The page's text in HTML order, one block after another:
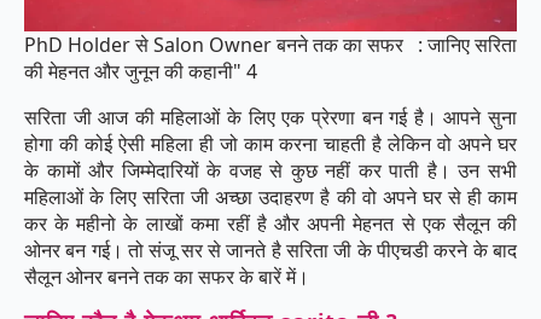
PhD Holder से Salon Owner बनने तक का सफर : जानिए सरिता
की मेहनत और जुनून की कहानी" 4
सरिता जी आज की महिलाओं के लिए एक प्रेरणा बन गई है। आपने सुना
होगा की कोई ऐसी महिला ही जो काम करना चाहती है लेकिन वो अपने घर
के कामों और जिम्मेदारियों के वजह से कुछ नहीं कर पाती है। उन सभी
महिलाओं के लिए सरिता जी अच्छा उदाहरण है की वो अपने घर से ही काम
कर के महीनो के लाखों कमा रहीं है और अपनी मेहनत से एक सैलून की
ओनर बन गई। तो संजू सर से जानते है सरिता जी के पीएचडी करने के बाद
सैलून ओनर बनने तक का सफर के बारें में।